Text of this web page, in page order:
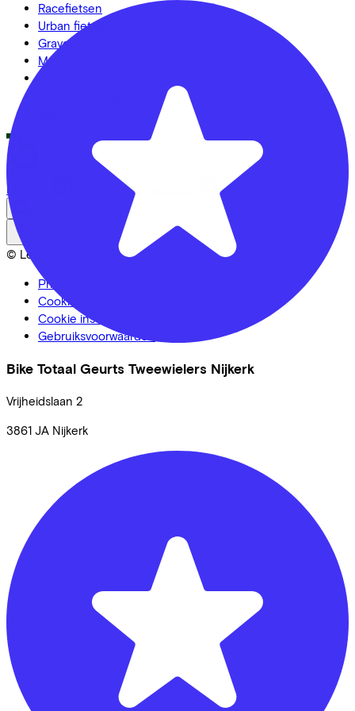
Bike Totaal Geurts Tweewielers Nijkerk
Vrijheidslaan 2
3861 JA Nijkerk
Racefietsen
Urban fietsen
Gravelbikes
Mountainbikes
LinkedIn Instagram
© Lease a Bike. All Rights Reserved.
Privacy statement
Cookie statement
Cookie instellingen
Gebruiksvoorwaarden